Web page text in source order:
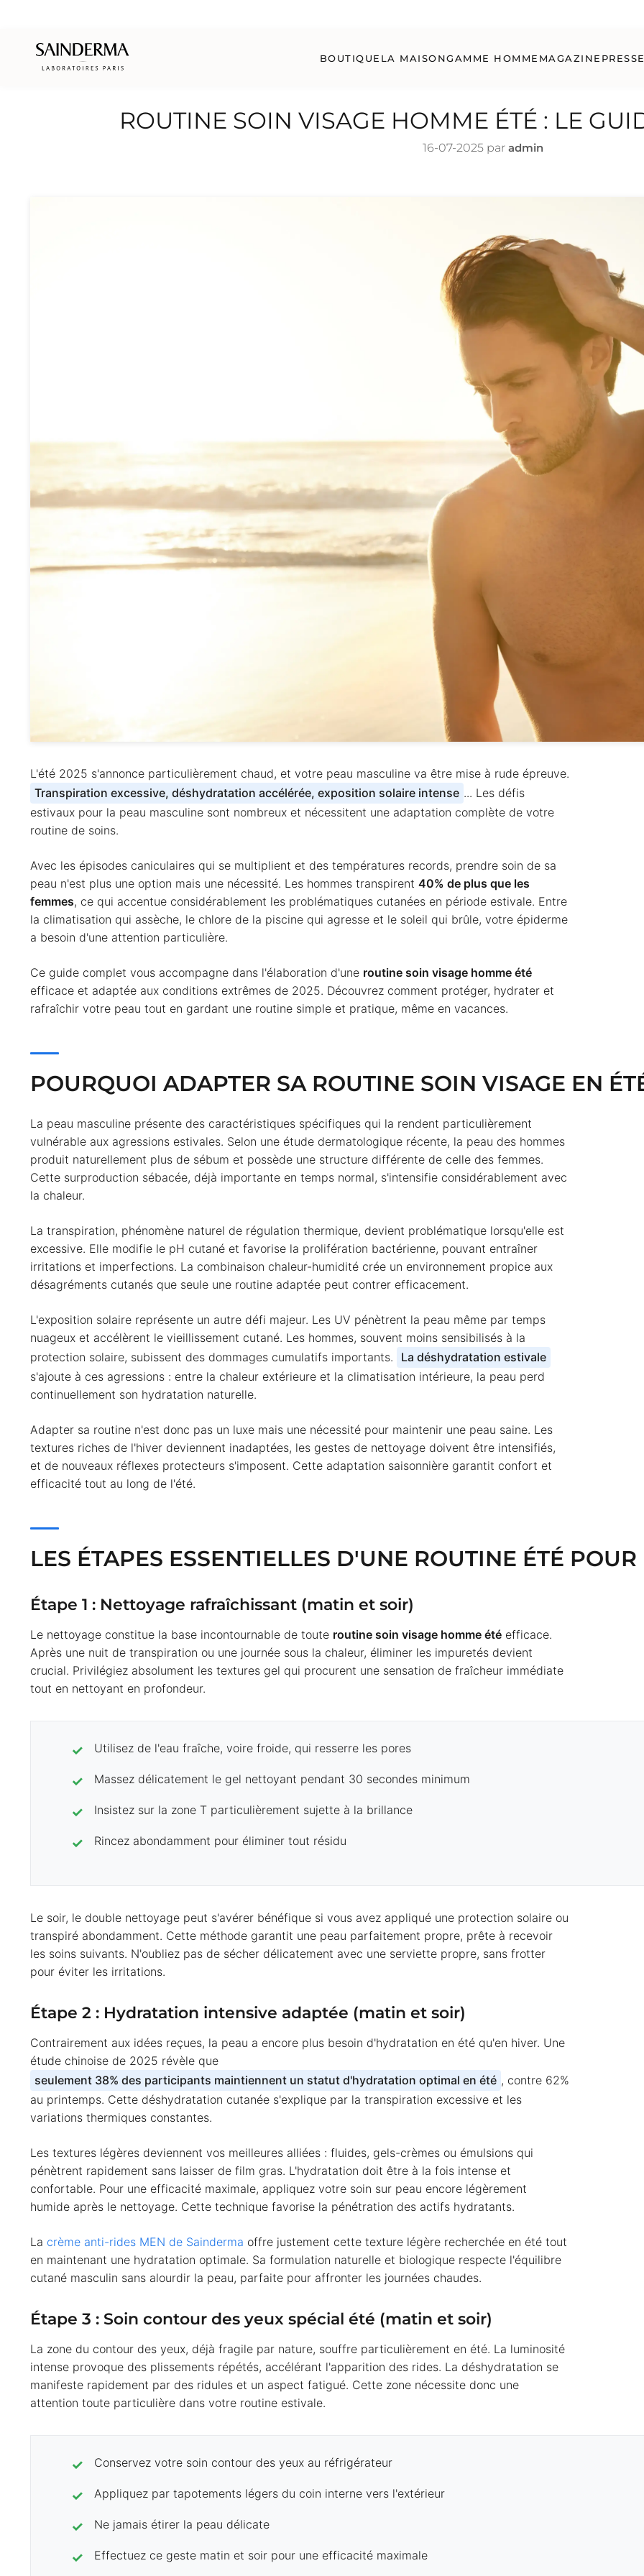
BOUTIQUE LA MAISONGAMME HOMME MAGAZINE
ROUTINE SOIN VISAGE HOMME ÉTÉ : LE
16-07-2025 par admin
L'été 2025 s'annonce particulièrement chaud, et votre peau masculine va être mise à rude épreuve.
Transpiration excessive, déshydratation accélérée, exposition solaire intense ... Les défis
estivaux pour la peau masculine sont nombreux et nécessitent une adaptation complète de votre
routine de soins.
Avec les épisodes caniculaires qui se multiplient et des températures records, prendre soin de sa
peau n'est plus une option mais une nécessité. Les hommes transpirent 40% de plus que les
femmes, ce qui accentue considérablement les problématiques cutanées en période estivale. Entre
la climatisation qui assèche, le chlore de la piscine qui agresse et le soleil qui brûle, votre épiderme
a besoin d'une attention particulière.
Ce guide complet vous accompagne dans l'élaboration d'une routine soin visage homme été
efficace et adaptée aux conditions extrêmes de 2025. Découvrez comment protéger, hydrater et
rafraîchir votre peau tout en gardant une routine simple et pratique, même en vacances.
POURQUOI ADAPTER SA ROUTINE SOIN VISAGE EN
La peau masculine présente des caractéristiques spécifiques qui la rendent particulièrement
vulnérable aux agressions estivales. Selon une étude dermatologique récente, la peau des hommes
produit naturellement plus de sébum et possède une structure différente de celle des femmes.
Cette surproduction sébacée, déjà importante en temps normal, s'intensifie considérablement avec
la chaleur.
La transpiration, phénomène naturel de régulation thermique, devient problématique lorsqu'elle est
excessive. Elle modifie le pH cutané et favorise la prolifération bactérienne, pouvant entraîner
irritations et imperfections. La combinaison chaleur-humidité crée un environnement propice aux
désagréments cutanés que seule une routine adaptée peut contrer efficacement.
L'exposition solaire représente un autre défi majeur. Les UV pénètrent la peau même par temps
nuageux et accélèrent le vieillissement cutané. Les hommes, souvent moins sensibilisés à la
protection solaire, subissent des dommages cumulatifs importants.
La déshydratation estivale
s'ajoute à ces agressions : entre la chaleur extérieure et la climatisation intérieure, la peau perd
continuellement son hydratation naturelle.
Adapter sa routine n'est donc pas un luxe mais une nécessité pour maintenir une peau saine. Les
textures riches de l'hiver deviennent inadaptées, les gestes de nettoyage doivent être intensifiés,
et de nouveaux réflexes protecteurs s'imposent. Cette adaptation saisonnière garantit confort et
efficacité tout au long de l'été.
LES ÉTAPES ESSENTIELLES D'UNE ROUTINE ÉTÉ
Étape 1 : Nettoyage rafraîchissant (matin et soir)
Le nettoyage constitue la base incontournable de toute routine soin visage homme été efficace.
Après une nuit de transpiration ou une journée sous la chaleur, éliminer les impuretés devient
crucial. Privilégiez absolument les textures gel qui procurent une sensation de fraîcheur immédiate
tout en nettoyant en profondeur.
Utilisez de l'eau fraîche, voire froide, qui resserre les pores
Massez délicatement le gel nettoyant pendant 30 secondes minimum
Insistez sur la zone T particulièrement sujette à la brillance
Rincez abondamment pour éliminer tout résidu
Le soir, le double nettoyage peut s'avérer bénéfique si vous avez appliqué une protection solaire ou
transpiré abondamment. Cette méthode garantit une peau parfaitement propre, prête à recevoir
les soins suivants. N'oubliez pas de sécher délicatement avec une serviette propre, sans frotter
pour éviter les irritations.
Étape 2 : Hydratation intensive adaptée (matin et soir)
Contrairement aux idées reçues, la peau a encore plus besoin d'hydratation en été qu'en hiver. Une
étude chinoise de 2025 révèle que
seulement 38% des participants maintiennent un statut d'hydratation optimal en été , contre 62%
au printemps. Cette déshydratation cutanée s'explique par la transpiration excessive et les
variations thermiques constantes.
Les textures légères deviennent vos meilleures alliées : fluides, gels-crèmes ou émulsions qui
pénètrent rapidement sans laisser de film gras. L'hydratation doit être à la fois intense et
confortable. Pour une efficacité maximale, appliquez votre soin sur peau encore légèrement
humide après le nettoyage. Cette technique favorise la pénétration des actifs hydratants.
La crème anti-rides MEN de Sainderma offre justement cette texture légère recherchée en été tout
en maintenant une hydratation optimale. Sa formulation naturelle et biologique respecte l'équilibre
cutané masculin sans alourdir la peau, parfaite pour affronter les journées chaudes.
Étape 3 : Soin contour des yeux spécial été (matin et soir)
La zone du contour des yeux, déjà fragile par nature, souffre particulièrement en été. La luminosité
intense provoque des plissements répétés, accélérant l'apparition des rides. La déshydratation se
manifeste rapidement par des ridules et un aspect fatigué. Cette zone nécessite donc une
attention toute particulière dans votre routine estivale.
Conservez votre soin contour des yeux au réfrigérateur
Appliquez par tapotements légers du coin interne vers l'extérieur
Ne jamais étirer la peau délicate
Effectuez ce geste matin et soir pour une efficacité maximale